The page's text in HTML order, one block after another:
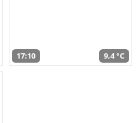
17:10 9,4 °C